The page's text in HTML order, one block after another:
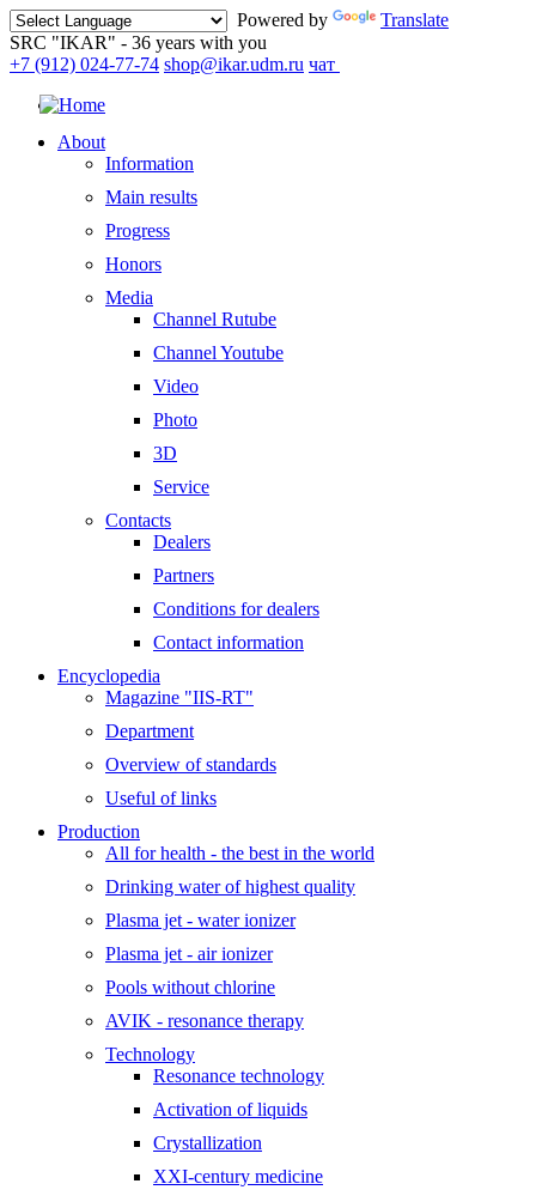
Powered by
Translate
SRC "IKAR" - 36 years with you
+7 (912) 024-77-74 shop@ikar.udm.ru чат
About
Information
Main results
Progress
Honors
Media
Channel Rutube
Channel Youtube
Video
Photo
3D
Service
Contacts
Dealers
Partners
Conditions for dealers
Contact information
Encyclopedia
Magazine "IIS-RT"
Department
Overview of standards
Useful of links
Production
All for health - the best in the world
Drinking water of highest quality
Plasma jet - water ionizer
Plasma jet - air ionizer
Pools without chlorine
AVIK - resonance therapy
Technology
Resonance technology
Activation of liquids
Crystallization
XXI-century medicine